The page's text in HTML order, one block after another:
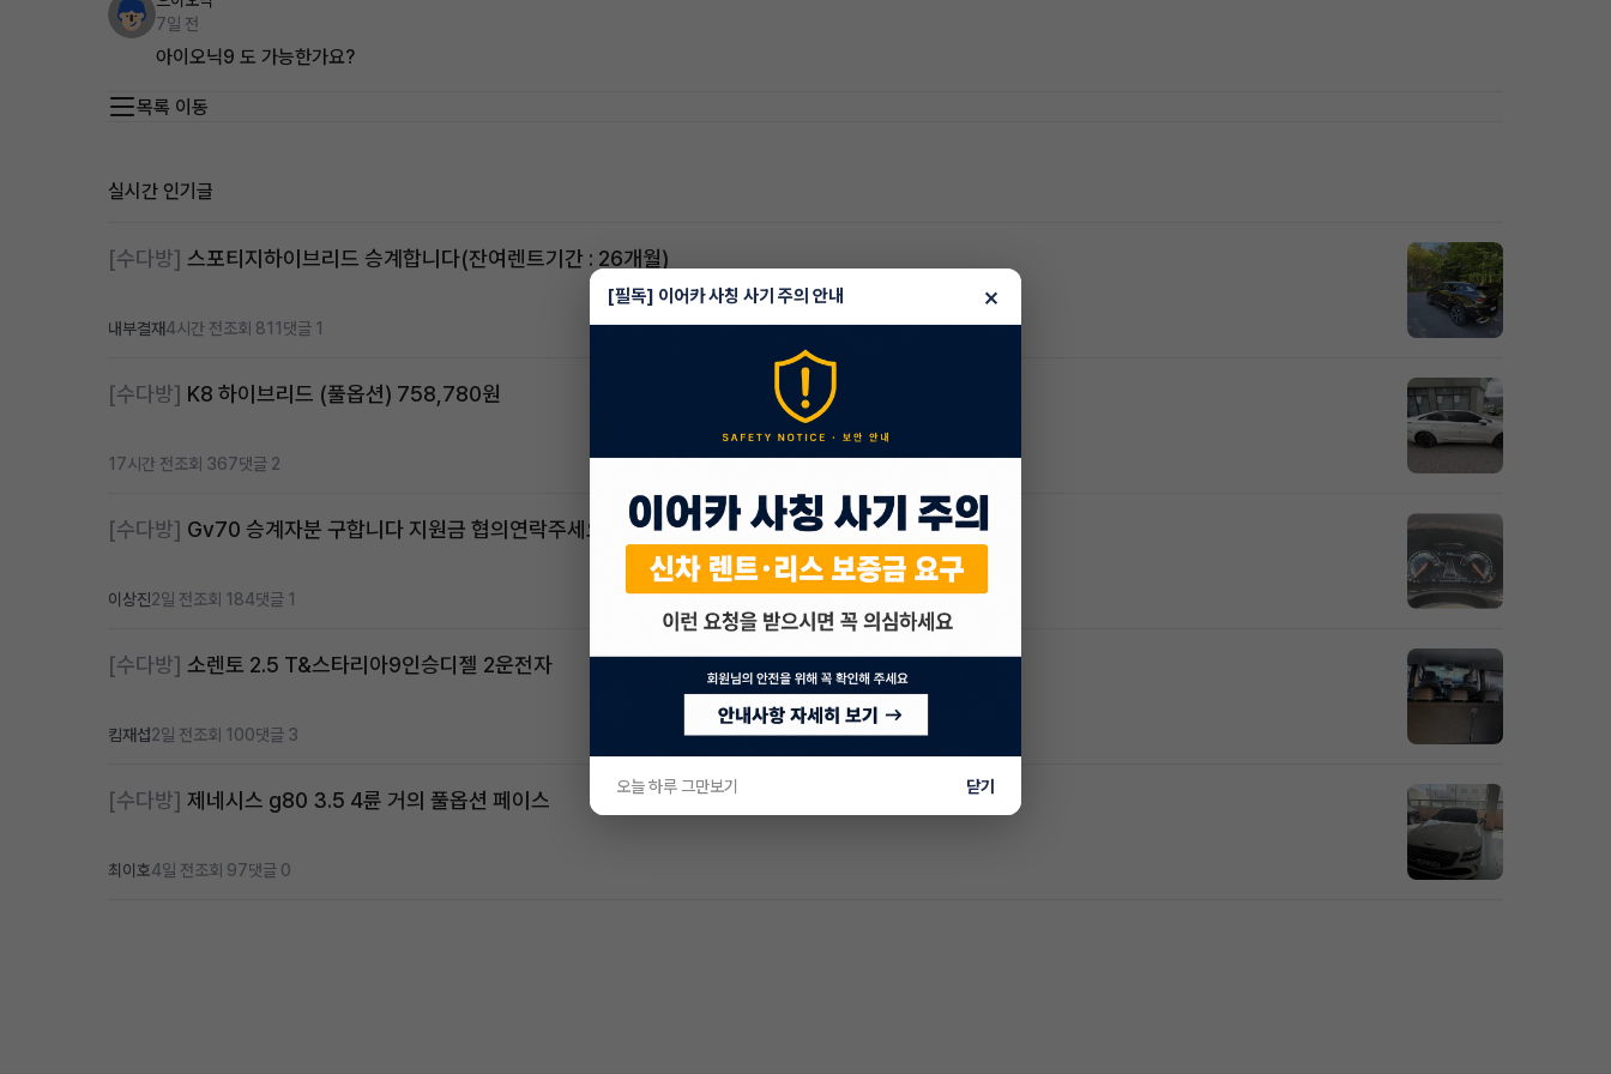
7일 전
아이오닉9 도 가능한가요?
목록 이동
실시간 인기글
[수다방] 스포티지하이브리드 승계합니다(잔여렌트기간 : 26개월)
내부결재4시간 전조회 811 댓글 1
[수다방] K8 하이브리드 (풀옵션) 758,780원
17시간 전조회 367댓글 2
[수다방] Gv70 승계자분 구합니다 지원금 협의연락주세요
이상진2일 전조회 184댓글 1
[수다방] 소렌토 2.5 T&스타리아9인승디젤 2운전자
킴재섭2일 전조회 100댓글 3
[수다방] 제네시스 g80 3.5 4륜 거의 풀옵션 페이스
최이호4일 전조회 97댓글 0
[필독] 이어카 사칭 사기 주의 안내 ×
오늘 하루 그만보기 닫기